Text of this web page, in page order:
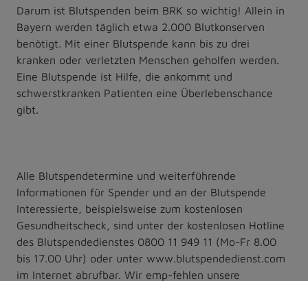
Darum ist Blutspenden beim BRK so wichtig! Allein in
Bayern werden täglich etwa 2.000 Blutkonserven
benötigt. Mit einer Blutspende kann bis zu drei
kranken oder verletzten Menschen geholfen werden.
Eine Blutspende ist Hilfe, die ankommt und
schwerstkranken Patienten eine Überlebenschance
gibt.
Alle Blutspendetermine und weiterführende
Informationen für Spender und an der Blutspende
Interessierte, beispielsweise zum kostenlosen
Gesundheitscheck, sind unter der kostenlosen Hotline
des Blutspendedienstes 0800 11 949 11 (Mo-Fr 8.00
bis 17.00 Uhr) oder unter www.blutspendedienst.com
im Internet abrufbar. Wir emp-fehlen unsere